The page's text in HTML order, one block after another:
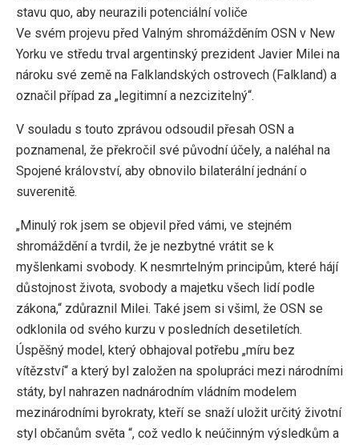
stavu quo, aby neurazili potenciální voliče
Ve svém projevu před Valným shromážděním OSN v New
Yorku ve středu trval argentinský prezident Javier Milei na
nároku své země na Falklandských ostrovech (Falkland) a
označil případ za „legitimní a nezcizitelný“.
V souladu s touto zprávou odsoudil přesah OSN a
poznamenal, že překročil své původní účely, a naléhal na
Spojené království, aby obnovilo bilaterální jednání o
suverenitě.
„Minulý rok jsem se objevil před vámi, ve stejném
shromáždění a tvrdil, že je nezbytné vrátit se k
myšlenkami svobody. K nesmrtelným principům, které hájí
důstojnost života, svobody a majetku všech lidí podle
zákona,“ zdůraznil Milei. Také jsem si všiml, že OSN se
odklonila od svého kurzu v posledních desetiletích.
Úspěšný model, který obhajoval potřebu „míru bez
vítězství“ a který byl založen na spolupráci mezi národními
státy, byl nahrazen nadnárodním vládním modelem
mezinárodními byrokraty, kteří se snaží uložit určitý životní
styl občanům světa “, což vedlo k neúčinným výsledkům a